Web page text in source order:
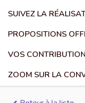
SUIVEZ LA
PROPOSITIONS
VOS
ZOOM SUR LA